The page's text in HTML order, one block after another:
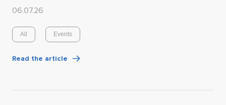
06.07.26
All Events
Read the article